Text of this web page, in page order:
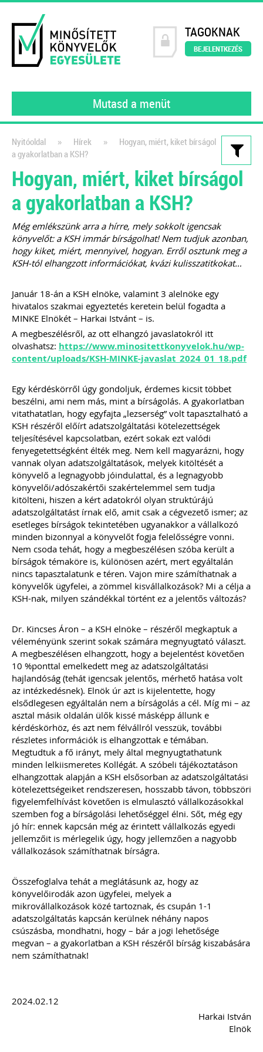
TAGOKNAK
BEJELENTKEZÉS
Mutasd a menüt
200 könyvelői kérdés – 200
szakértői válasz
2023
A MINKE tagjai (gyakorló könyvelői)
által feltett kérdéseket gyűjtöttük
össze.A könyvelők kérdéseire részletes
A kiadvány sokszínűsége miatt
valamennyi olyan könyvelőirodának
ajánljuk e kiadványt, aki úgy gondolja,
számos érdekes, egyedi eset során
komoly kutakodás után lehet csak a
helyes számviteli/adózási elszámolást
megtalálni.
Ízelítő a kiadvány tartalmából:
Külföldi előlegszámla árfolyama
Bérelt személygépkocsival kapcsolatos
áfa-levonási szabályok: bérleti díj,
üzemanyag, karbantartás, valamint a
bírság könyvelése
Osztalék kifizetése ingatlan átadásával
Fuvarozó vállalkozás esetén
alkalmazandó munkaidőkeretre
vonatkozó szabályok
Végelszámolásból kényszertörlés –
bevallási és beszámolási
kötelezettségek
Kiadványunk kizárólag online
formában érhető el!
TAGJAINKNAK INGYENESEN
LETÖLTHETŐ A HONLAPON!
Ár: 6900
Tagoknak: Ingyenesen
letölthető
MEGRENDELEM
Még több szakmai kiadvány »
Szakmai sarok
2026-08-04
Külföldi gazdálkodó
magyarországi
vásárokon történő
folytatott kereskedelmi
tevékenységek egyik kiemelt
időszaka a nyári szezon, amikor
Nyitóoldal » Hírek »
Hogyan, miért, kiket bírságol
a gyakorlatban a KSH?
Hogyan, miért, kiket bírságol
a gyakorlatban a KSH?
Még emlékszünk arra a hírre, mely sokkolt igencsak
könyvelőt: a KSH immár bírságolhat! Nem tudjuk azonban,
hogy kiket, miért, mennyivel, hogyan. Erről osztunk meg a
KSH-tól elhangzott információkat, kvázi kulisszatitkokat…
Január 18-án a KSH elnöke, valamint 3 alelnöke egy
hivatalos szakmai egyeztetés keretein belül fogadta a
MINKE Elnökét – Harkai Istvánt – is.
A megbeszélésről, az ott elhangzó javaslatokról itt
olvashatsz: https://www.minositettkonyvelok.hu/wp-
content/uploads/KSH-MINKE-javaslat_2024_01_18.pdf
Egy kérdéskörről úgy gondoljuk, érdemes kicsit többet
beszélni, ami nem más, mint a bírságolás. A gyakorlatban
vitathatatlan, hogy egyfajta „lezserség” volt tapasztalható a
KSH részéről előírt adatszolgáltatási kötelezettségek
teljesítésével kapcsolatban, ezért sokak ezt valódi
fenyegetettségként élték meg. Nem kell magyarázni, hogy
vannak olyan adatszolgáltatások, melyek kitöltését a
könyvelő a legnagyobb jóindulattal, és a legnagyobb
könyvelői/adószakértői szakértelemmel sem tudja
kitölteni, hiszen a kért adatokról olyan struktúrájú
adatszolgáltatást írnak elő, amit csak a cégvezető ismer; az
esetleges bírságok tekintetében ugyanakkor a vállalkozó
minden bizonnyal a könyvelőt fogja felelősségre vonni.
Nem csoda tehát, hogy a megbeszélésen szóba került a
bírságok témaköre is, különösen azért, mert egyáltalán
nincs tapasztalatunk e téren. Vajon mire számíthatnak a
könyvelők ügyfelei, a zömmel kisvállalkozások? Mi a célja a
KSH-nak, milyen szándékkal történt ez a jelentős változás?
Dr. Kincses Áron – a KSH elnöke – részéről megkaptuk a
véleményünk szerint sokak számára megnyugtató választ.
A megbeszélésen elhangzott, hogy a bejelentést követően
10 %ponttal emelkedett meg az adatszolgáltatási
hajlandóság (tehát igencsak jelentős, mérhető hatása volt
az intézkedésnek). Elnök úr azt is kijelentette, hogy
elsődlegesen egyáltalán nem a bírságolás a cél. Míg mi – az
asztal másik oldalán ülők kissé másképp állunk e
kérdéskörhöz, és azt nem félvállról vesszük, további
részletes információk is elhangzottak e témában.
Megtudtuk a fő irányt, mely által megnyugtathatunk
minden lelkiismeretes Kollégát. A szóbeli tájékoztatáson
elhangzottak alapján a KSH elsősorban az adatszolgáltatási
kötelezettségeiket rendszeresen, hosszabb távon, többszöri
figyelemfelhívást követően is elmulasztó vállalkozásokkal
szemben fog a bírságolási lehetőséggel élni. Sőt, még egy
jó hír: ennek kapcsán még az érintett vállalkozás egyedi
jellemzőit is mérlegelik úgy, hogy jellemzően a nagyobb
vállalkozások számíthatnak bírságra.
Összefoglalva tehát a meglátásunk az, hogy az
könyvelőirodák azon ügyfelei, melyek a
mikrovállalkozások közé tartoznak, és csupán 1-1
adatszolgáltatás kapcsán kerülnek néhány napos
csúszásba, mondhatni, hogy – bár a jogi lehetősége
megvan – a gyakorlatban a KSH részéről bírság kiszabására
nem számíthatnak!
2024.02.12
Harkai István
Elnök